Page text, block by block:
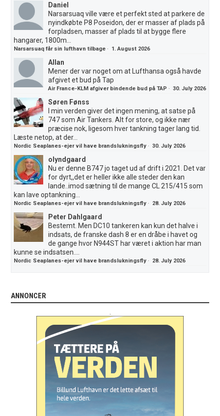
Daniel
Narsarsuaq ville være et perfekt sted at parkere de
nyindkøbte P8 Poseidon, der er masser af plads på
forpladsen, masser af plads til at bygge flere
hangarer, 1800m...
Narsarsuaq får sin lufthavn tilbage · 1. August 2026
Allan
Mener der var noget om at Lufthansa også havde
afgivet et bud på Tap
Air France-KLM afgiver bindende bud på TAP ·30. July 2026
Søren Fønss
I min verden giver det ingen mening, at satse på
747 som Air Tankers. Alt for store, og ikke nær
præcise nok, ligesom hver tankning tager lang tid.
Læste netop, at der...
Nordic Seaplanes-ejer vil have brandslukningsfly ·30. July 2026
olyndgaard
Nu er denne B747 jo taget ud af drift i 2021. Det var
for dyrt,,det er heller ikke alle steder den kan
lande..imod sætning til de mange CL 215/415 som
kan lave optankning...
Nordic Seaplanes-ejer vil have brandslukningsfly · 28. July 2026
Peter Dahlgaard
Bestemt. Men DC10 tankeren kan kun det halve i
indsats, de franske dash 8 er en dråbe i havet og
de gange hvor N944ST har været i aktion har man
kunne se indsatsen....
Nordic Seaplanes-ejer vil have brandslukningsfly · 28. July 2026
ANNONCER